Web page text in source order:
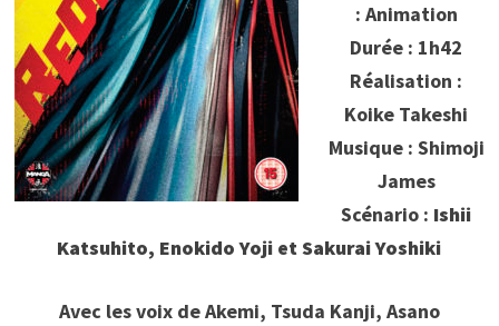
: Animation
Durée : 1h42
Réalisation :
Koike Takeshi
Musique : Shimoji
James
Scénario : Ishii
Katsuhito, Enokido Yoji et Sakurai Yoshiki
Avec les voix de Akemi, Tsuda Kanji, Asano